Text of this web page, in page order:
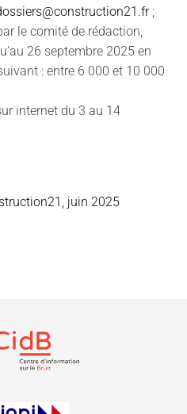
;
le comité de rédaction,
26 septembre 2025 en
: entre 6 000 et 10 000
internet du 3 au 14
juin 2025